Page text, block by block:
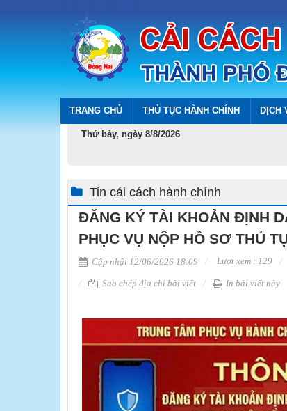
TRANG CHỦ THỦ TỤC HÀNH CHÍNH DỊCH
Thứ bảy, ngày 8/8/2026
Tin cải cách hành chính
ĐĂNG KÝ TÀI KHOẢN ĐỊNH
PHỤC VỤ NỘP HỒ SƠ THỦ
Cập nhật 12/06/2026 18:09 Lượt xem : 129
Sao chép địa chỉ bài viết In bài viết này